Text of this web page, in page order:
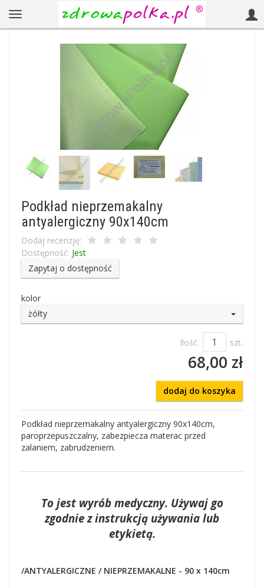
Podkład nieprzemakalny
antyalergiczny 90x140cm
Dodaj recenzję:
Dostępność: Jest
Zapytaj o dostępność
kolor
żółty
Ilość: szt.
68,00 zł
dodaj do koszyka
Podkład nieprzemakalny antyalergiczny 90x140cm,
paroprzepuszczalny, zabezpiecza materac przed
zalaniem, zabrudzeniem.
To jest wyrób medyczny. Używaj go
zgodnie z instrukcją używania lub
etykietą.
/ANTYALERGICZNE / NIEPRZEMAKALNE - 90 x 140cm